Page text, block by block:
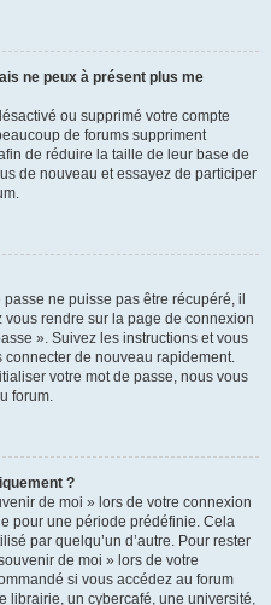
ne peux à présent plus me
ou supprimé votre compte
de forums suppriment
de réduire la taille de leur base de
de nouveau et essayez de participer
ne puisse pas être récupéré, il
rendre sur la page de connexion
». Suivez les instructions et vous
de nouveau rapidement.
votre mot de passe, nous vous
forum.
?
de moi » lors de votre connexion
pour une période prédéfinie. Cela
par quelqu’un d’autre. Pour rester
de moi » lors de votre
si vous accédez au forum
librairie, un cybercafé, une université,